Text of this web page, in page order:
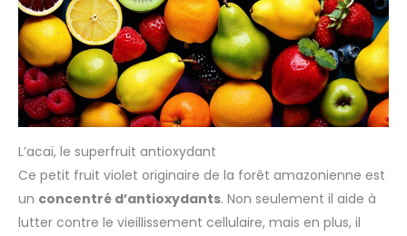
L’acaï, le superfruit antioxydant
Ce petit fruit violet originaire de la forêt amazonienne est
un concentré d’antioxydants. Non seulement il aide à
lutter contre le vieillissement cellulaire, mais en plus, il